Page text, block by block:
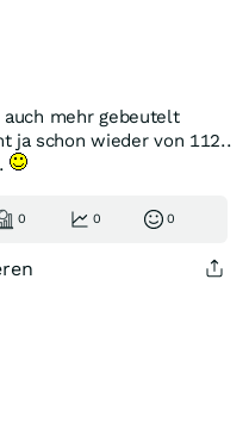
auch mehr gebeutelt
ja schon wieder von 112..
0 0 0